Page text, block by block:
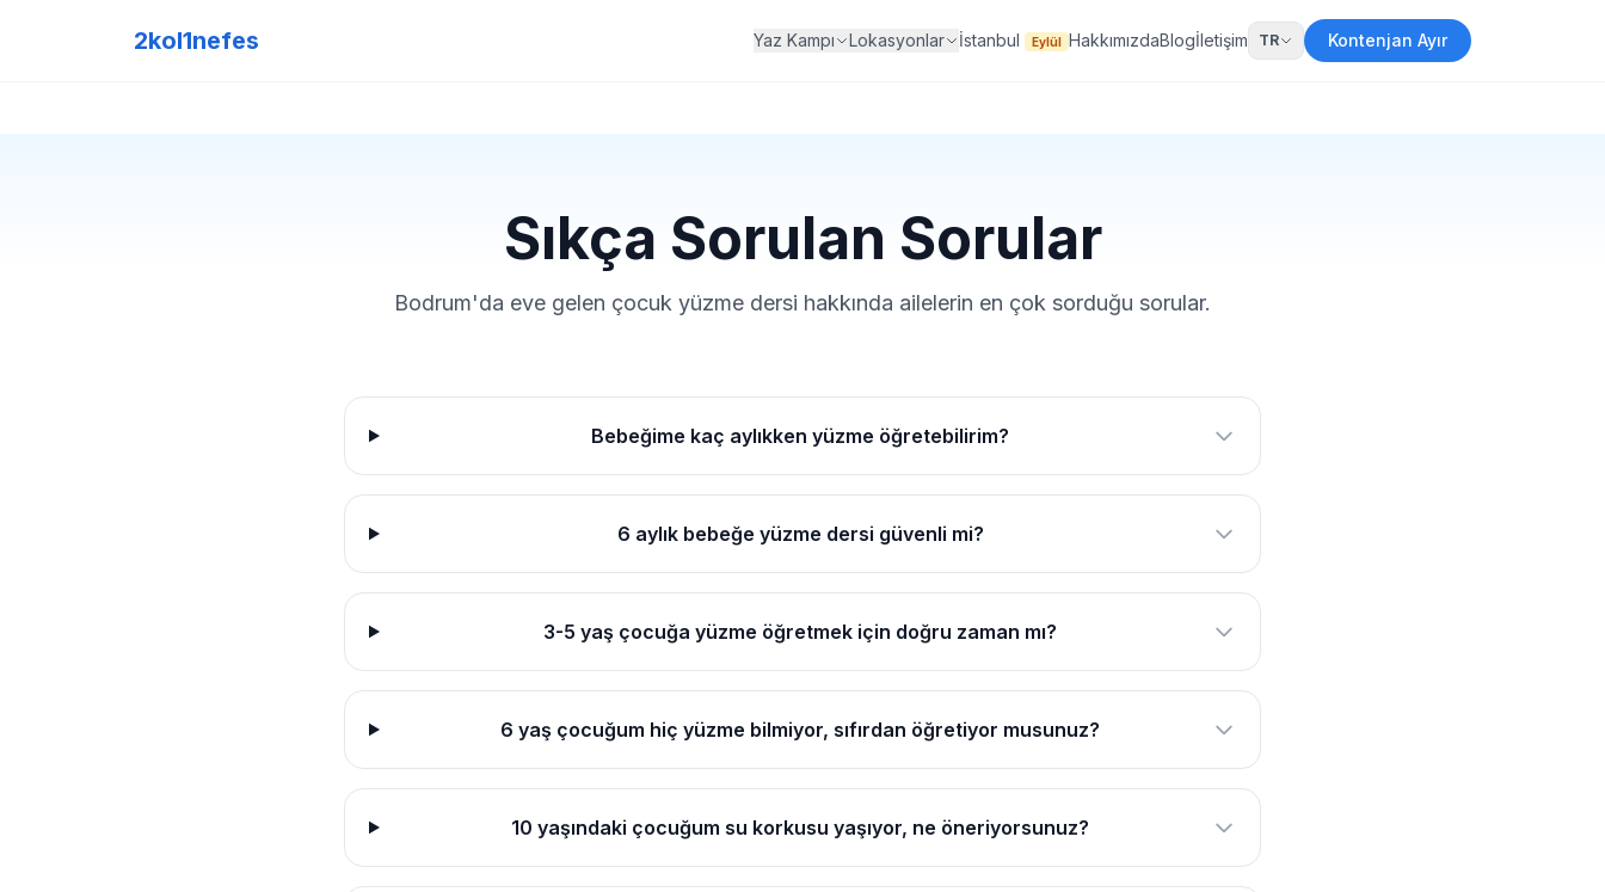
2kol1nefes Yaz Kampı Lokasyonlar İstanbul Eylül HakkımızdaBlogİletişim TR Kontenjan Ayır
Sıkça Sorulan Sorular
Bodrum'da eve gelen çocuk yüzme dersi hakkında ailelerin en çok sorduğu sorular.
Bebeğime kaç aylıkken yüzme öğretebilirim?
6 aylık bebeğe yüzme dersi güvenli mi?
3-5 yaş çocuğa yüzme öğretmek için doğru zaman mı?
6 yaş çocuğum hiç yüzme bilmiyor, sıfırdan öğretiyor musunuz?
10 yaşındaki çocuğum su korkusu yaşıyor, ne öneriyorsunuz?